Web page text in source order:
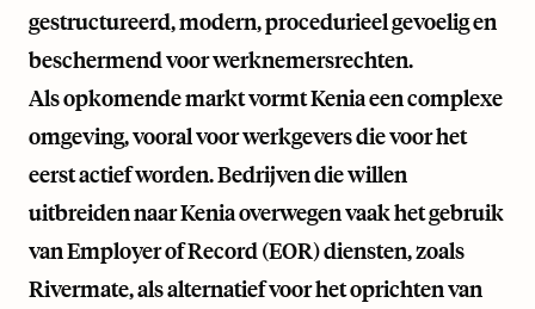
gestructureerd, modern, procedurieel gevoelig en
beschermend voor werknemersrechten.
Als opkomende markt vormt Kenia een complexe
omgeving, vooral voor werkgevers die voor het
eerst actief worden. Bedrijven die willen
uitbreiden naar Kenia overwegen vaak het gebruik
van Employer of Record (EOR) diensten, zoals
Rivermate, als alternatief voor het oprichten van